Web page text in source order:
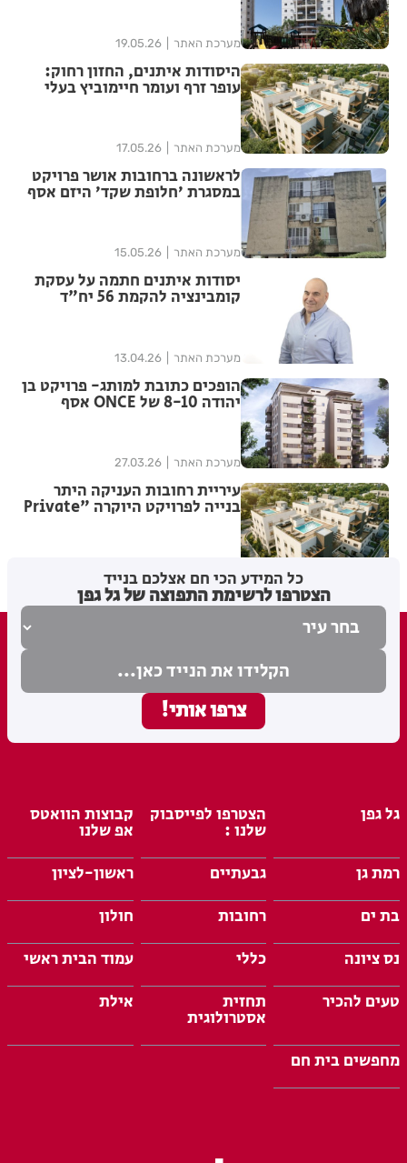
מערכת האתר 19.05.26
היסודות איתנים, החזון רחוק:
עופר זרף ועומר חיימוביץ בעלי
בורסאי הביתה לרחובות
מערכת האתר 17.05.26
לראשונה ברחובות אושר פרויקט
במסגרת ׳חלופת שקד׳ היזם אסף
מערכת האתר 15.05.26
יסודות איתנים חתמה על עסקת
קומבינציה להקמת 56 יח"ד
מערכת האתר 13.04.26
הופכים כתובת למותג- פרויקט בן
יהודה 8-10 של ONCE אסף
מערכת האתר 27.03.26
עיריית רחובות העניקה היתר
בנייה לפרויקט היוקרה "Private
כל המידע הכי חם אצלכם בנייד
הצטרפו לרשימת התפוצה של גל גפן
גל גפן הצטרפו לפייסבוק
שלנו :
קבוצות הוואטס
אפ שלנו
רמת גן
גבעתיים
ראשון-לציון
בת ים
רחובות
חולון
נס ציונה
כללי
עמוד הבית ראשי
טעים להכיר
תחזית
אסטרולוגית
אילת
מחפשים בית חם